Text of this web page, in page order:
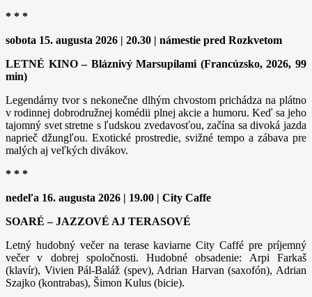
* * *
sobota 15. augusta 2026 | 20.30 | námestie pred Rozkvetom
LETNÉ KINO – Bláznivý Marsupilami (Francúzsko, 2026, 99
min)
Legendárny tvor s nekonečne dlhým chvostom prichádza na plátno
v rodinnej dobrodružnej komédii plnej akcie a humoru. Keď sa jeho
tajomný svet stretne s ľudskou zvedavosťou, začína sa divoká jazda
naprieč džungľou. Exotické prostredie, svižné tempo a zábava pre
malých aj veľkých divákov.
* * *
nedeľa 16. augusta 2026 | 19.00 | City Caffe
SOARÉ – JAZZOVÉ AJ TERASOVÉ
Letný hudobný večer na terase kaviarne City Caffé pre príjemný
večer v dobrej spoločnosti. Hudobné obsadenie: Arpi Farkaš
(klavír), Vivien Pál-Baláž (spev), Adrian Harvan (saxofón), Adrian
Szajko (kontrabas), Šimon Kulus (bicie).